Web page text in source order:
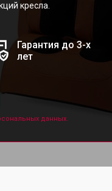
кресла.
Гарантия до 3-х
лет
данных.